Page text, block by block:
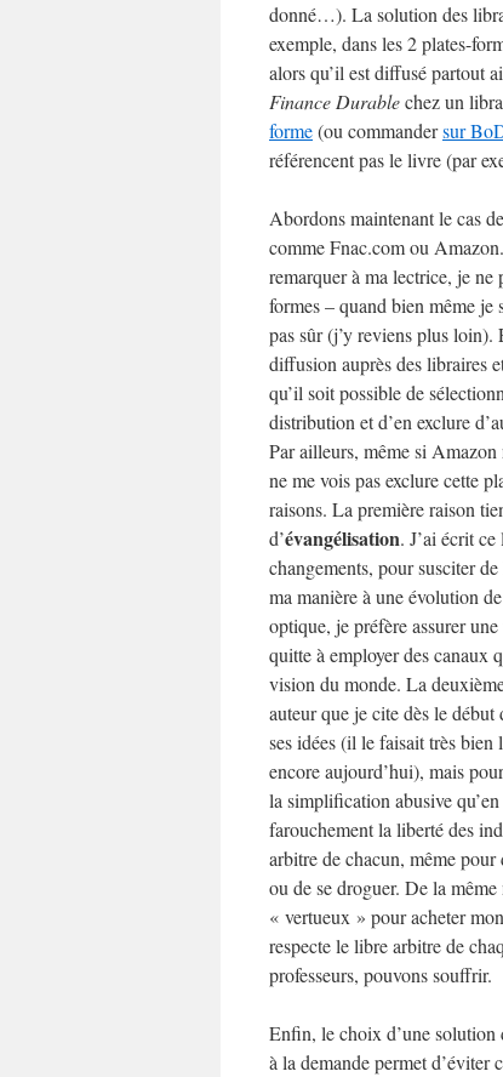
donné…). La solution des
exemple, dans les 2 plates-
alors qu’il est diffusé partout
Finance Durablechez un
forme(ou commandersur
référencent pas le livre (par
Abordons maintenant le cas
comme Fnac.com ou
remarquer à ma lectrice, je ne
formes – quand bien même je
pas sûr (j’y reviens plus
diffusion auprès des libraires
qu’il soit possible de
distribution et d’en exclure
Par ailleurs, même si Amazon
ne me vois pas exclure cette
raisons. La première raison
d’évangélisation. J’ai écrit
changements, pour susciter
ma manière à une évolution
optique, je préfère assurer
quitte à employer des canaux
vision du monde. La
auteur que je cite dès le
ses idées (il le faisait très bien
encore aujourd’hui), mais
la simplification abusive
farouchement la liberté des
arbitre de chacun, même
ou de se droguer. De la
« vertueux » pour acheter
respecte le libre arbitre de
professeurs, pouvons souffrir.
Enfin, le choix d’une solution
à la demande permet d’éviter